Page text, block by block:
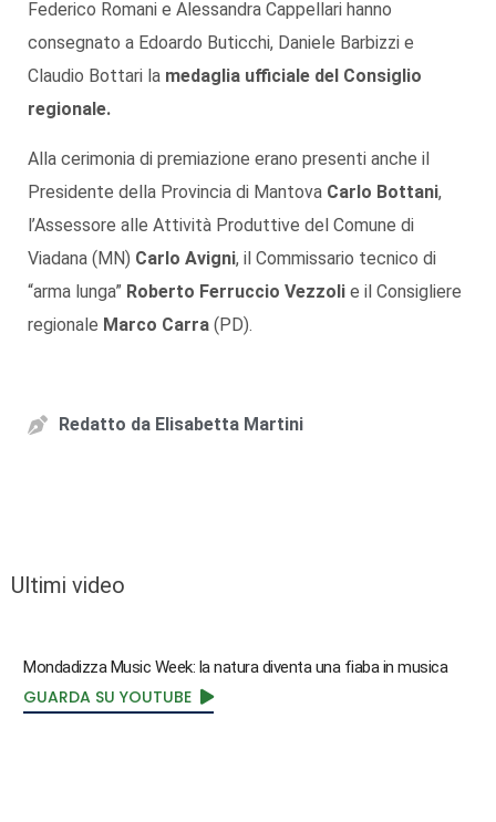
Federico Romani e Alessandra Cappellari hanno
consegnato a Edoardo Buticchi, Daniele Barbizzi e
Claudio Bottari la medaglia ufficiale del Consiglio
regionale.
Alla cerimonia di premiazione erano presenti anche il
Presidente della Provincia di Mantova Carlo Bottani,
l’Assessore alle Attività Produttive del Comune di
Viadana (MN) Carlo Avigni, il Commissario tecnico di
“arma lunga” Roberto Ferruccio Vezzoli e il Consigliere
regionale Marco Carra (PD).
Redatto da Elisabetta Martini
Ultimi video
Mondadizza Music Week: la natura diventa una fiaba in musica
GUARDA SU YOUTUBE